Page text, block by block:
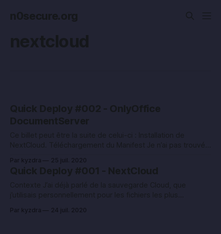
n0secure.org
nextcloud
Quick Deploy #002 - OnlyOffice
DocumentServer
Ce billet peut être la suite de celui-ci : Installation de
NextCloud. Téléchargement du Manifest Je n’ai pas trouvé
donc refait un petit Kustomize (de plus j’ai galéré pour qu’il
fonctionne derrière Traefik, donc ça peut vous économiser
du
Par kyzdra 25 juil. 2020
Quick Deploy #001 - NextCloud
Contexte J’ai déjà parlé de la sauvegarde Cloud, que
j’utilisais personnellement pour les fichiers les plus
dans un contexte où la vie est certainement plus
Par kyzdra 24 juil. 2020